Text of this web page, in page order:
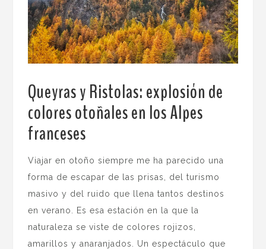
Queyras y Ristolas: explosión de
colores otoñales en los Alpes
franceses
Viajar en otoño siempre me ha parecido una
forma de escapar de las prisas, del turismo
masivo y del ruido que llena tantos destinos
en verano. Es esa estación en la que la
naturaleza se viste de colores rojizos,
amarillos y anaranjados. Un espectáculo que